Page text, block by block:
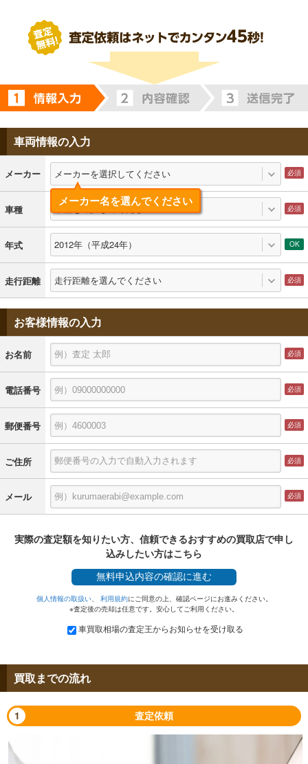
車両情報の入力
メーカー メーカーを選択してください
メーカー名を選んでください
車種 車種を選択してください
年式 2012年（平成24年）
走行距離 走行距離を選んでください
お客様情報の入力
お名前
電話番号
郵便番号
ご住所
メール
実際の査定額を知りたい方、信頼できるおすすめの買取店で申し
込みしたい方はこちら
無料申込内容の確認に進む
個人情報の取扱い、 利用規約にご同意の上、確認ページにお進みください。
※査定後の売却は任意です。安心してご利用ください。
車買取相場の査定王からお知らせを受け取る
買取までの流れ
1 査定依頼